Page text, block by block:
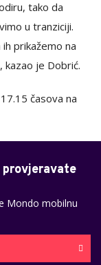
tako da
u tranziciji.
prikažemo na
je Dobrić.
časova na
Mondo mobilnu